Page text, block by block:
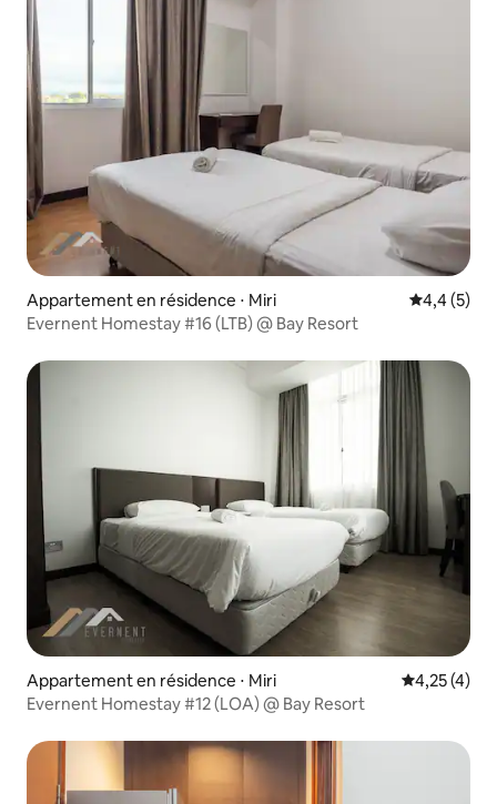
Appartement en résidence ⋅ Miri Évaluation
4,4 (5)
Evernent Homestay #16 (LTB) @ Bay Resort
Appartement en résidence ⋅ Miri Évaluation
4,25 (4)
Evernent Homestay #12 (LOA) @ Bay Resort